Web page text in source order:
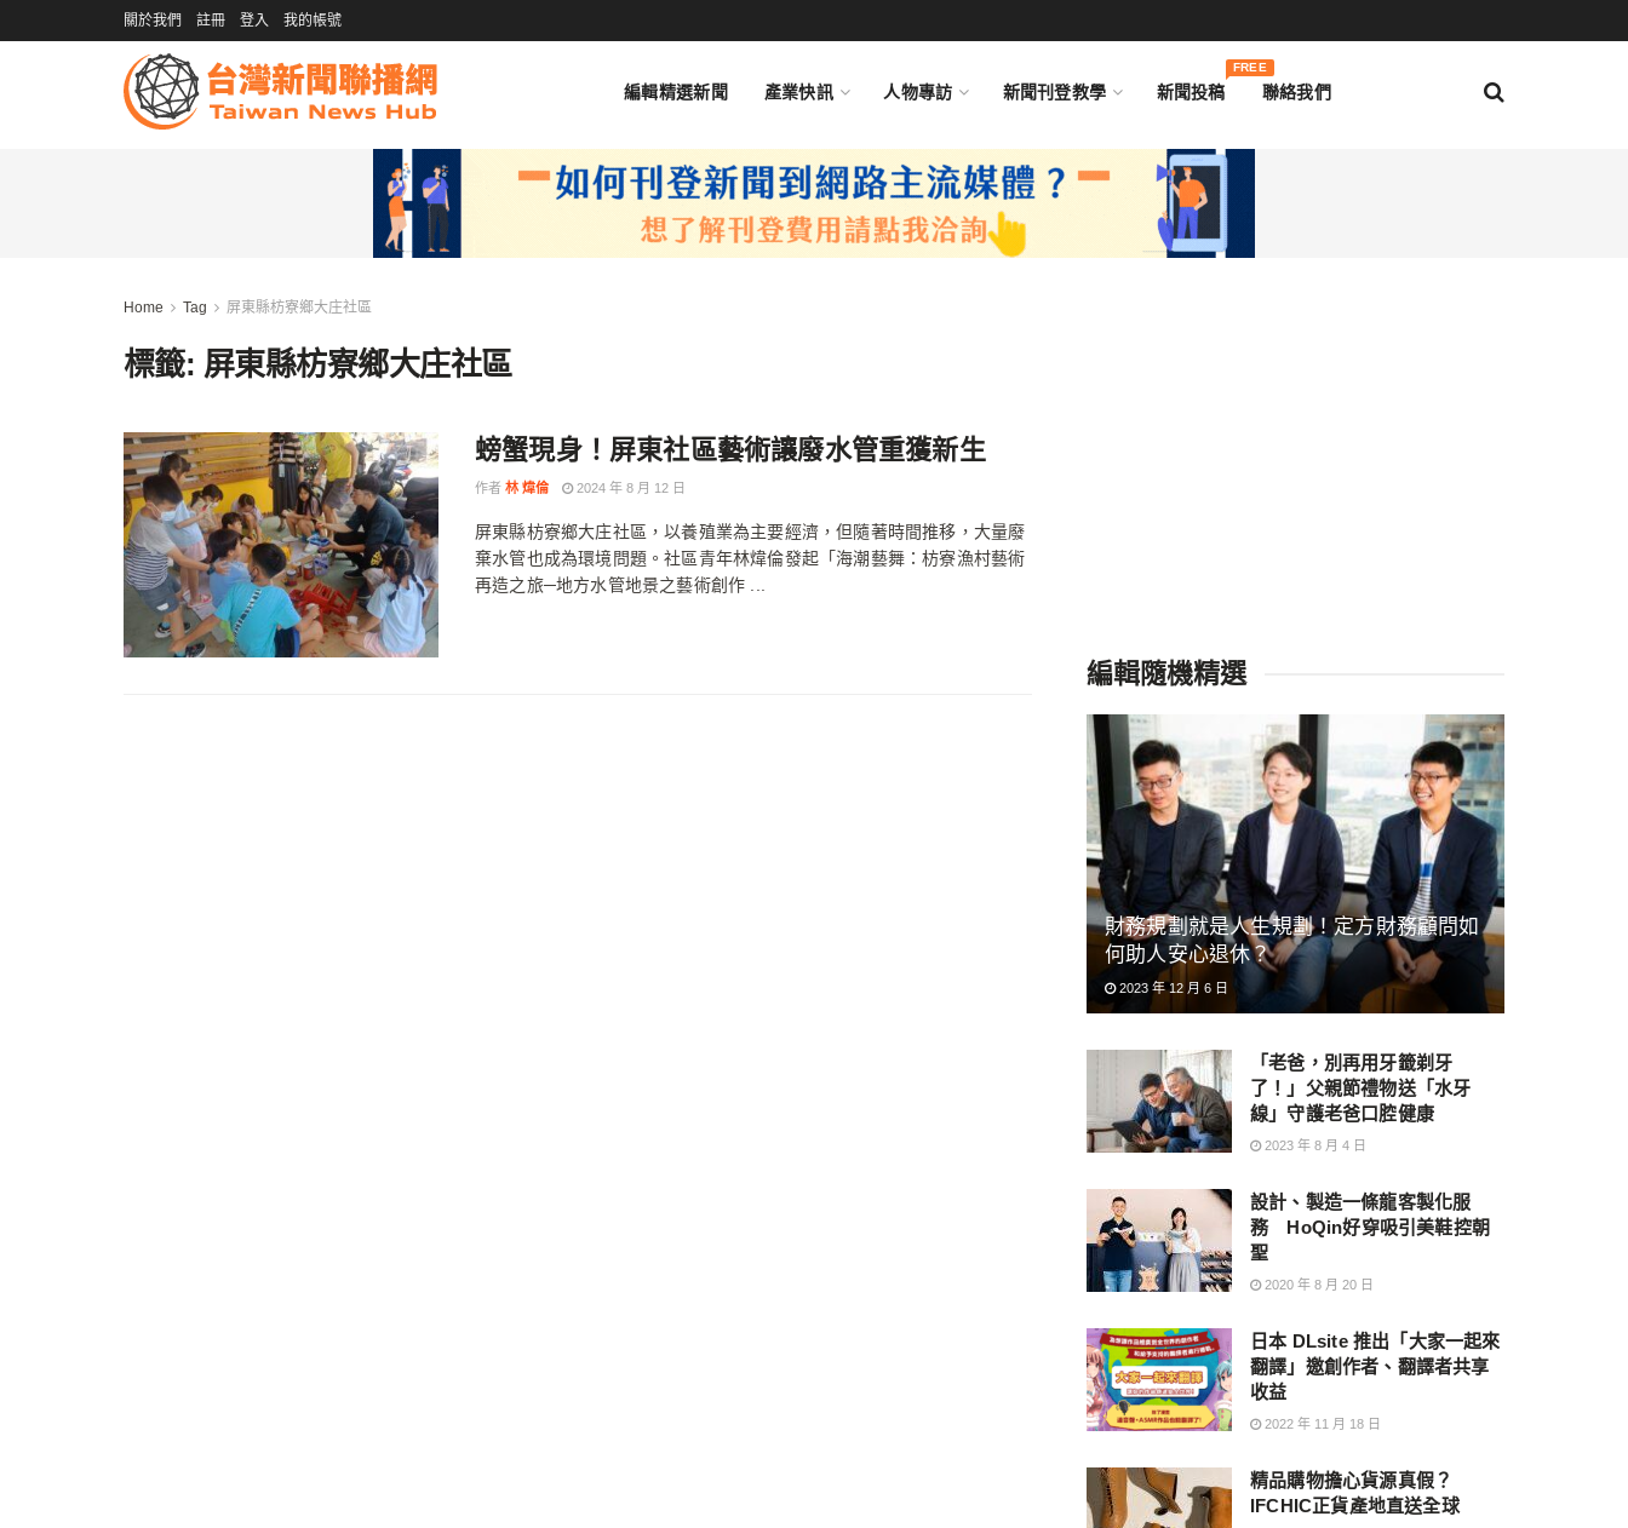
關於我們 註冊 登入 我的帳號
編輯精選新聞 產業快訊 人物專訪 新聞刊登教學 新聞投稿
FREE
聯絡我們
Home Tag 屏東縣枋寮鄉大庄社區
標籤: 屏東縣枋寮鄉大庄社區
螃蟹現身！屏東社區藝術讓廢水管重獲新生
作者 林 煒倫 2024 年 8 月 12 日
屏東縣枋寮鄉大庄社區，以養殖業為主要經濟，但隨著時間推移，大量廢
棄水管也成為環境問題。社區青年林煒倫發起「海潮藝舞：枋寮漁村藝術
再造之旅─地方水管地景之藝術創作 ...
編輯隨機精選
財務規劃就是人生規劃！定方財務顧問如
何助人安心退休？
2023 年 12 月 6 日
「老爸，別再用牙籤剃牙
了！」父親節禮物送「水牙
線」守護老爸口腔健康
2023 年 8 月 4 日
設計、製造一條龍客製化服
務 HoQin好穿吸引美鞋控朝
聖
2020 年 8 月 20 日
日本 DLsite 推出「大家一起來
翻譯」邀創作者、翻譯者共享
收益
2022 年 11 月 18 日
精品購物擔心貨源真假？
IFCHIC正貨產地直送全球